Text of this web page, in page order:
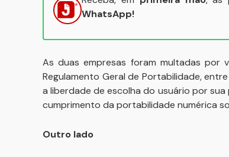
WhatsApp!
As duas empresas foram multadas por
Regulamento Geral de Portabilidade,
a liberdade de escolha do usuário por
cumprimento da portabilidade numérica
Outro lado